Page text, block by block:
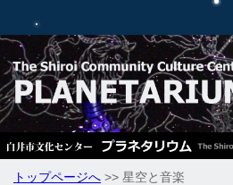
トップページへ >> 星空と音楽